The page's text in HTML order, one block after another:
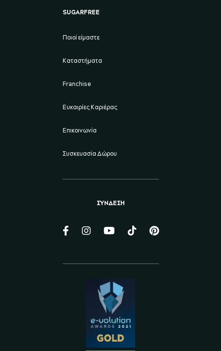
SUGARFREE
Ποιοί είμαστε
Καταστήματα
Franchise
Ευκαιρίες Καριέρας
Επικοινωνία
Συσκευασία Δώρου
ΣΥΝΔΕΣΗ